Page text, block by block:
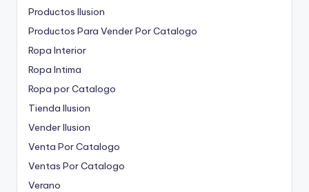
Productos Ilusion
Productos Para Vender Por Catalogo
Ropa Interior
Ropa Intima
Ropa por Catalogo
Tienda Ilusion
Vender Ilusion
Venta Por Catalogo
Ventas Por Catalogo
Verano